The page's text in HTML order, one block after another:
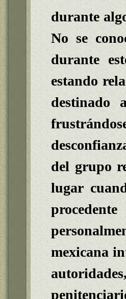
durante
No se
durante
estando
destinado
del grupo
lugar
mexicana